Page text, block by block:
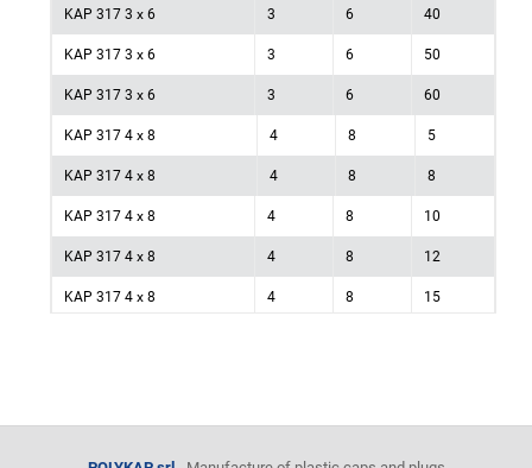
KAP 317 3 x 6 3 6 40
KAP 317 3 x 6 3 6 50
KAP 317 3 x 6 3 6 60
KAP 317 4 x 8 4 8 5
KAP 317 4 x 8 4 8 8
KAP 317 4 x 8 4 8 10
KAP 317 4 x 8 4 8 12
KAP 317 4 x 8 4 8 15
KAP 317 4 x 8